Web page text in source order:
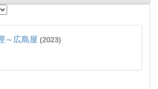
～広島屋 2023